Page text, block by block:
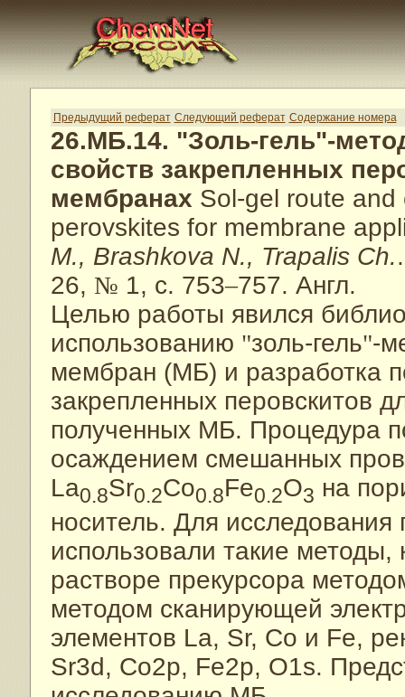
Предыдущий реферат Следующий реферат Содержание номера
26.МБ.14. "Золь-гель"-
свойств закрепленных
мембранах Sol-gel route
perovskites for membrane
M., Brashkova N., Trapalis Ch.
26, № 1, с. 753–757. Англ.
Целью работы явился
использованию "золь-гель"-
мембран (МБ) и разработка
закрепленных перовскитов
полученных МБ. Процедура
осаждением смешанных
La0.8Sr0.2Co0.8Fe0.2O3 на
носитель. Для
использовали такие методы,
растворе прекурсора
методом сканирующей
элементов La, Sr, Co и Fe,
Sr3d, Co2p, Fe2p, O1s.